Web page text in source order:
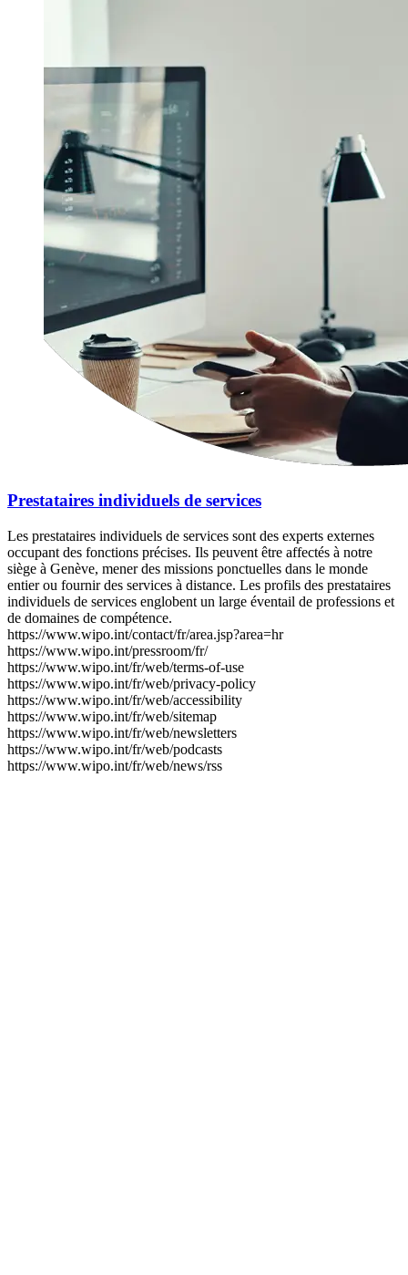
Prestataires individuels de services
Les prestataires individuels de services sont des experts externes
occupant des fonctions précises. Ils peuvent être affectés à notre
siège à Genève, mener des missions ponctuelles dans le monde
entier ou fournir des services à distance. Les profils des prestataires
individuels de services englobent un large éventail de professions et
de domaines de compétence.
https://www.wipo.int/contact/fr/area.jsp?area=hr
https://www.wipo.int/pressroom/fr/
https://www.wipo.int/fr/web/terms-of-use
https://www.wipo.int/fr/web/privacy-policy
https://www.wipo.int/fr/web/accessibility
https://www.wipo.int/fr/web/sitemap
https://www.wipo.int/fr/web/newsletters
https://www.wipo.int/fr/web/podcasts
https://www.wipo.int/fr/web/news/rss